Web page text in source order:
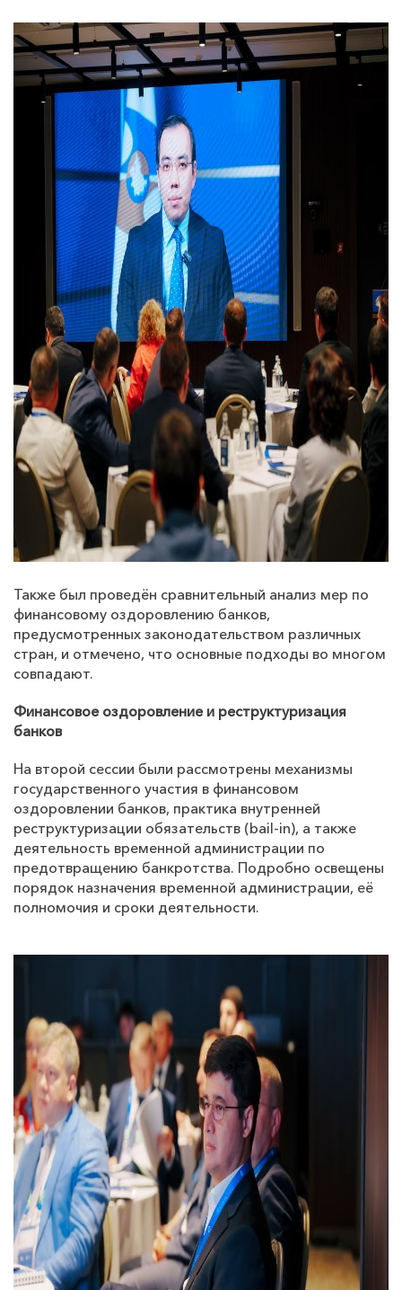
Также был проведён сравнительный анализ мер по
финансовому оздоровлению банков,
предусмотренных законодательством различных
стран, и отмечено, что основные подходы во многом
совпадают.
Финансовое оздоровление и реструктуризация
банков
На второй сессии были рассмотрены механизмы
государственного участия в финансовом
оздоровлении банков, практика внутренней
реструктуризации обязательств (bail-in), а также
деятельность временной администрации по
предотвращению банкротства. Подробно освещены
порядок назначения временной администрации, её
полномочия и сроки деятельности.